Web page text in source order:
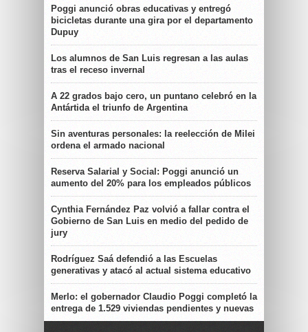
Poggi anunció obras educativas y entregó
bicicletas durante una gira por el departamento
Dupuy
Los alumnos de San Luis regresan a las aulas
tras el receso invernal
A 22 grados bajo cero, un puntano celebró en la
Antártida el triunfo de Argentina
Sin aventuras personales: la reelección de Milei
ordena el armado nacional
Reserva Salarial y Social: Poggi anunció un
aumento del 20% para los empleados públicos
Cynthia Fernández Paz volvió a fallar contra el
Gobierno de San Luis en medio del pedido de
jury
Rodríguez Saá defendió a las Escuelas
generativas y atacó al actual sistema educativo
Merlo: el gobernador Claudio Poggi completó la
entrega de 1.529 viviendas pendientes y nuevas